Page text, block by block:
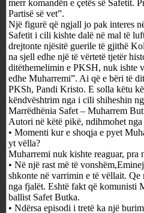
merr komandën e çetës së Safetit.
Partisë së vet”.
Një figurë që ngjall jo pak interes
Safetit i cili kishte dalë në mal të
drejtonte njësitë guerile të gjithë
na sjell edhe një të vërtetë tjetër
ditëthemelimin e PKSH, nuk ishte
edhe Muharremi”. Ai që e bëri të
PKSh, Pandi Kristo. E solla këtu
këndvështrim nga i cili shiheshin
Marrëdhënia Safet – Muharrem
Autori në këtë pikë, ndihmohet nga
• Momenti kur e shoqja e pyet
yt vëlla?
Muharremi nuk kishte reaguar, pra
• Në një rast më të
shkonte në varrimin e të vëllait.
nga fjalët. Eshtë fakt që komunisti
ballist Safet Butka.
• Ndërsa episodi i tretë ka një